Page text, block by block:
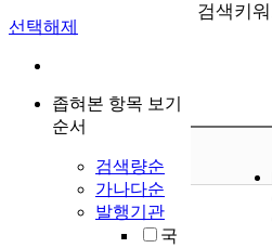
선택해제
좁혀본 항목 보기
순서
검색량순
가나다순
발행기관
국
검색키